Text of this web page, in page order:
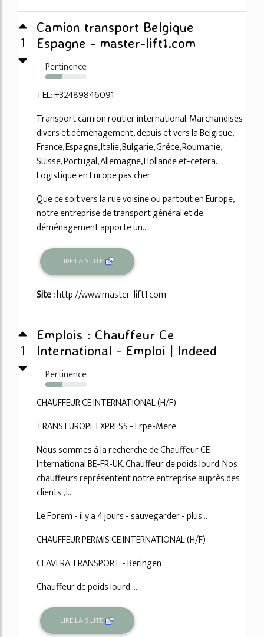
1
Camion transport Belgique
Espagne - master-lift1.com
Pertinence
40%
TEL: +32489846091
Transport camion routier international. Marchandises
divers et déménagement, depuis et vers la Belgique,
France, Espagne, Italie, Bulgarie, Grèce, Roumanie,
Suisse, Portugal, Allemagne, Hollande et-cetera.
Logistique en Europe pas cher
Que ce soit vers la rue voisine ou partout en Europe,
notre entreprise de transport général et de
déménagement apporte un...
LIRE LA SUITE
Site :http://www.master-lift1.com
1
Emplois : Chauffeur Ce
International - Emploi | Indeed
Pertinence
40%
CHAUFFEUR CE INTERNATIONAL (H/F)
TRANS EUROPE EXPRESS - Erpe-Mere
Nous sommes à la recherche de Chauffeur CE
International BE-FR-UK. Chauffeur de poids lourd. Nos
chauffeurs représentent notre entreprise auprès des
clients , l...
Le Forem - il y a 4 jours - sauvegarder - plus...
CHAUFFEUR PERMIS CE INTERNATIONAL (H/F)
CLAVERA TRANSPORT - Beringen
Chauffeur de poids lourd....
LIRE LA SUITE